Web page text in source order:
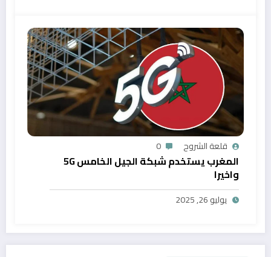
قلعة الشروح 0
المغرب يستخدم شبكة الجيل الخامس 5G
واخيرا
يوليو 26, 2025